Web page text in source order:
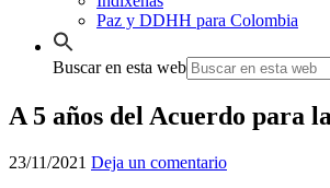
Paz y DDHH para Colombia
Buscar en esta web
A 5 años del Acuerdo para
23/11/2021 Deja un comentario